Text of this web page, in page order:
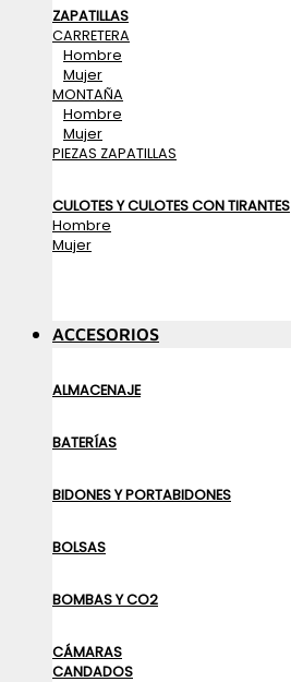
ZAPATILLAS
CARRETERA
Hombre
Mujer
MONTAÑA
Hombre
Mujer
PIEZAS ZAPATILLAS
CULOTES Y CULOTES CON TIRANTES
Hombre
Mujer
ACCESORIOS
ALMACENAJE
BATERÍAS
BIDONES Y PORTABIDONES
BOLSAS
BOMBAS Y CO2
CÁMARAS
CANDADOS